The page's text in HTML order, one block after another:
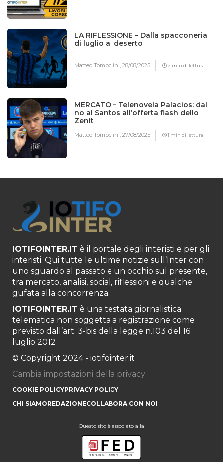
LA RIFLESSIONE – Dalla spacconeria
di luglio al deserto
Matteo Tombolini,28/08/2025 2 min di lettura
MERCATO – Telenovela Palacios: dal
no al Santos all’offerta flash dello
Zenit
Matteo Tombolini,27/08/2025 1 min di lettura
IOTIFOINTER.IT è il portale degli interisti e per gli
interisti. Qui tutte le ultime notizie sull’Inter con
uno sguardo al passato e un occhio sul presente,
tra mercato, analisi, social, riflessioni e qualche
gufata alla concorrenza.
IOTIFOINTER.IT è una testata giornalistica
telematica non soggetta a registrazione come
previsto dall’art. 3-bis della legge n.103 del 16
luglio 2012
© Copyright 2024 - iotifointer.it
Cambia impostazioni della privacy
COOKIE POLICYPRIVACY POLICY
CHI SIAMOREDAZIONECOLLABORA CON NOI
Questo sito è associato alla